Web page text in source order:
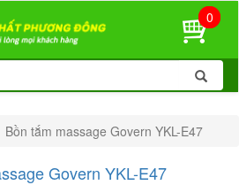
0
Bồn tắm massage Govern YKL-E47
Govern YKL-E47